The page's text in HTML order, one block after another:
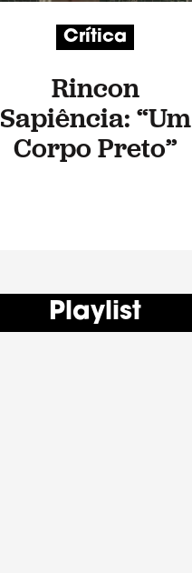
Crítica
Rincon
Sapiência: “Um
Corpo Preto”
Playlist